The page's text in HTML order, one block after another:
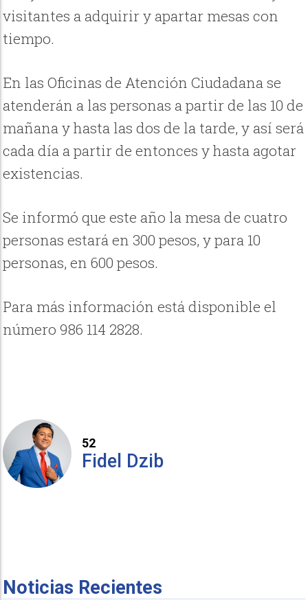
visitantes a adquirir y apartar mesas con
tiempo.
En las Oficinas de Atención Ciudadana se
atenderán a las personas a partir de las 10 de
mañana y hasta las dos de la tarde, y así será
cada día a partir de entonces y hasta agotar
existencias.
Se informó que este año la mesa de cuatro
personas estará en 300 pesos, y para 10
personas, en 600 pesos.
Para más información está disponible el
número 986 114 2828.
52
Fidel Dzib
Noticias Recientes